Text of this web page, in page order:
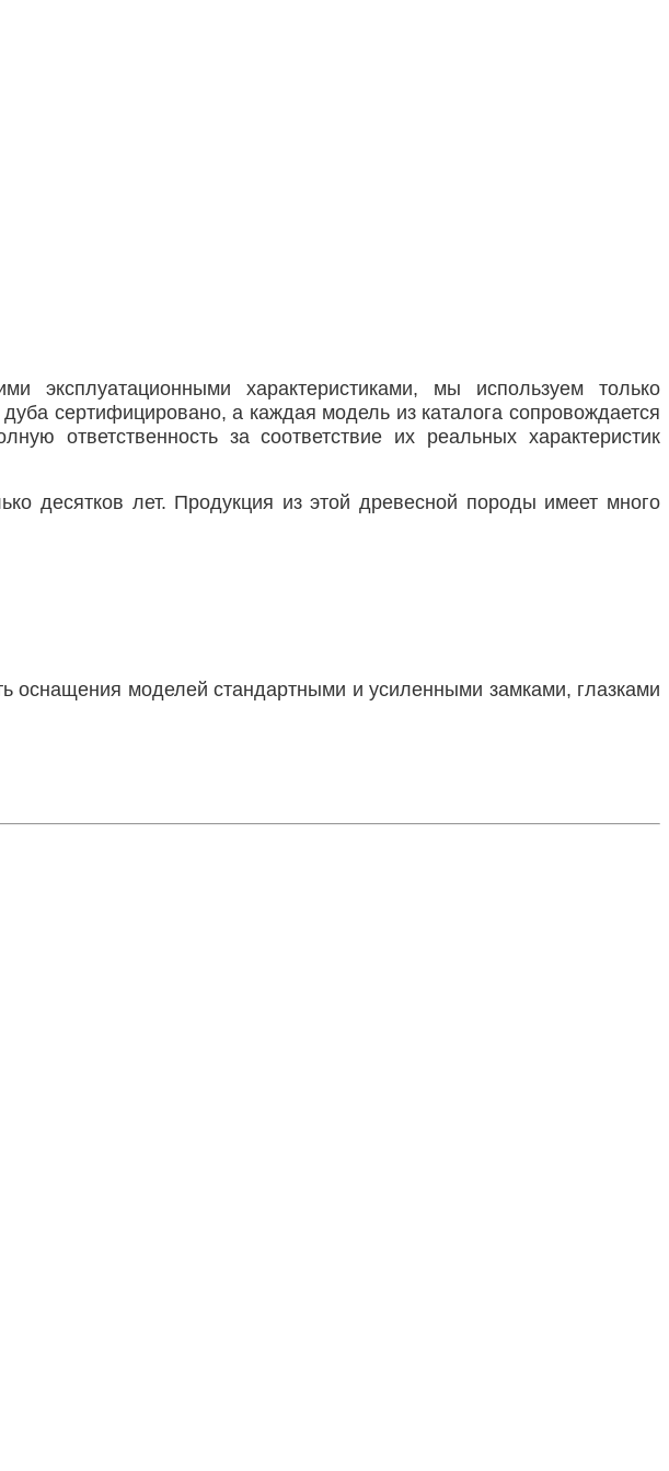
характеристиками, мы используем только
сертифицировано, а каждая модель из каталога сопровождается
ответственность за соответствие их реальных характеристик
десятков лет. Продукция из этой древесной породы имеет много
оснащения моделей стандартными и усиленными замками, глазками